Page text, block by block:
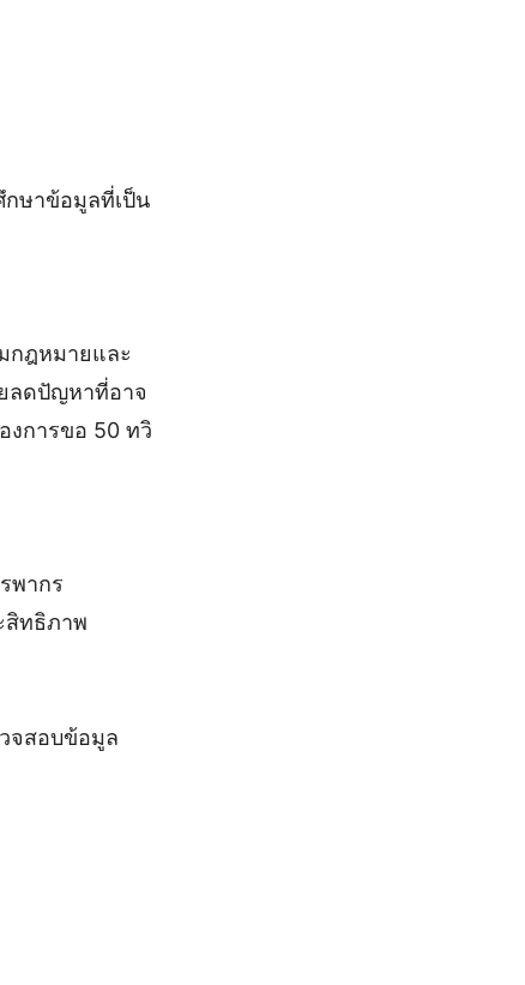
กษาข้อมูลที่เป็น
กฎหมายและ
ลดปัญหาที่อาจ
งการขอ 50 ทวิ
พากร
สิทธิภาพ
จสอบข้อมูล